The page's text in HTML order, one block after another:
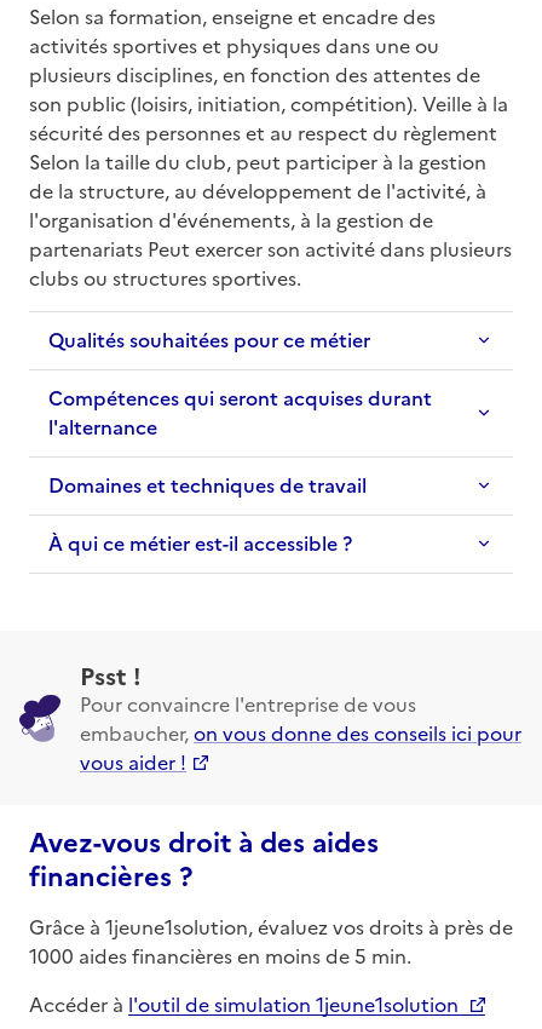
Selon sa formation, enseigne et encadre des
activités sportives et physiques dans une ou
plusieurs disciplines, en fonction des attentes de
son public (loisirs, initiation, compétition). Veille à la
sécurité des personnes et au respect du règlement
Selon la taille du club, peut participer à la gestion
de la structure, au développement de l'activité, à
l'organisation d'événements, à la gestion de
partenariats Peut exercer son activité dans plusieurs
clubs ou structures sportives.
Qualités souhaitées pour ce métier
Compétences qui seront acquises durant
l'alternance
Domaines et techniques de travail
À qui ce métier est-il accessible ?
Psst !
Pour convaincre l'entreprise de vous
embaucher,on vous donne des conseils ici pour
vous aider !
Avez-vous droit à des aides
financières ?
Grâce à 1jeune1solution, évaluez vos droits à près de
1000 aides financières en moins de 5 min.
Accéder à l'outil de simulation 1jeune1solution